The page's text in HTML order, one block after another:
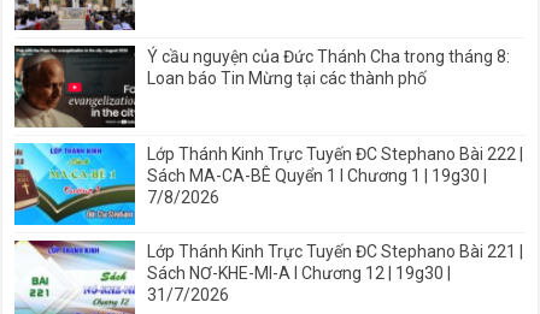
Ý cầu nguyện của Đức Thánh Cha trong tháng 8:
Loan báo Tin Mừng tại các thành phố
Lớp Thánh Kinh Trực Tuyến ĐC Stephano Bài 222 |
Sách MA-CA-BÊ Quyển 1 I Chương 1 | 19g30 |
7/8/2026
Lớp Thánh Kinh Trực Tuyến ĐC Stephano Bài 221 |
Sách NƠ-KHE-MI-A I Chương 12 | 19g30 |
31/7/2026